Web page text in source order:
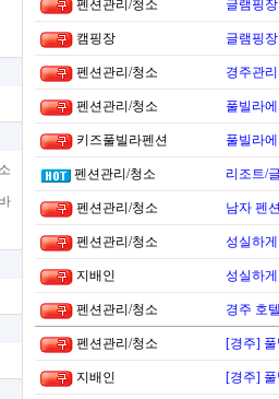
펜션관리/청소 글램핑
캠핑장 글램핑
펜션관리/청소 경주관
펜션관리/청소 풀빌라
키즈풀빌라펜션 풀빌라
펜션관리/청소 리조트/
펜션관리/청소 남자 펜
펜션관리/청소 성실하
지배인 성실하
펜션관리/청소 경주 호
펜션관리/청소 [경주]
지배인 [경주]